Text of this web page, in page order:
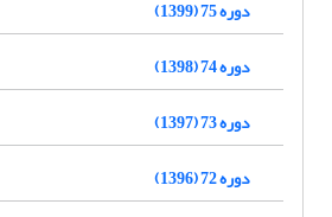
دوره 75 (1399)
دوره 74 (1398)
دوره 73 (1397)
دوره 72 (1396)